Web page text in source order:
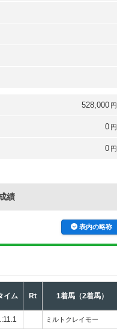
528,000 円
0 円
0 円
績
表内の略称
イム Rt 1着馬（2着馬）
ミルトクレイモー